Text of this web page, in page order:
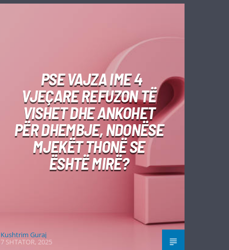
PSE VAJZA IME 4
VJEÇARE REFUZON TË
VISHET DHE ANKOHET
PËR DHEMBJE, NDONËSE
MJEKËT THONË SE
ËSHTË MIRË?
Kushtrim Guraj
7 SHTATOR, 2025